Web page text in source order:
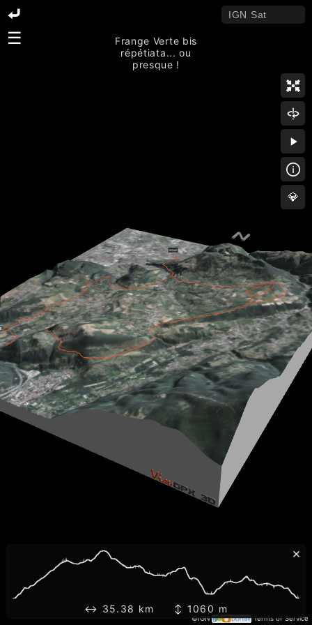
©IGN Terms of Service
☰
💎
×
↔ 35.38 km ↕ 1060 m
Frange Verte bis
répétiata... ou
presque !